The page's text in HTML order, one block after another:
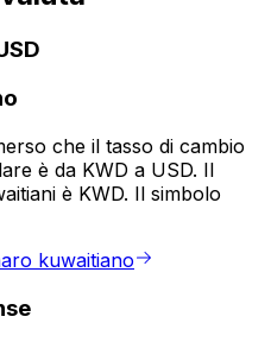
che il tasso di cambio
è da KWD a USD. Il
è KWD. Il simbolo
kuwaitiano